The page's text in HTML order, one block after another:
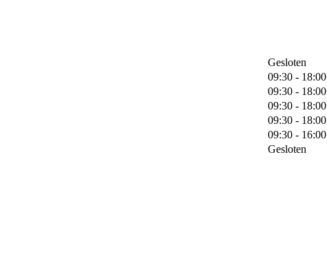
Gesloten
09:30 - 18:00
09:30 - 18:00
09:30 - 18:00
09:30 - 18:00
09:30 - 16:00
Gesloten